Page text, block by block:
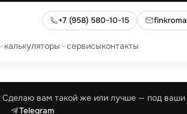
+7 (958) 580-10-15
калькуляторы сервисыконтакты
Сделаю вам такой же или лучше — под ваши
Telegram